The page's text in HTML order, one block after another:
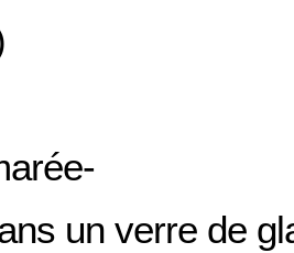
un verre de